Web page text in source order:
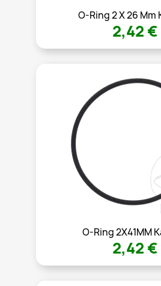
O-Ring 2 X 26 Mm
2,42 €
O-Ring 2X41MM
2,42 €